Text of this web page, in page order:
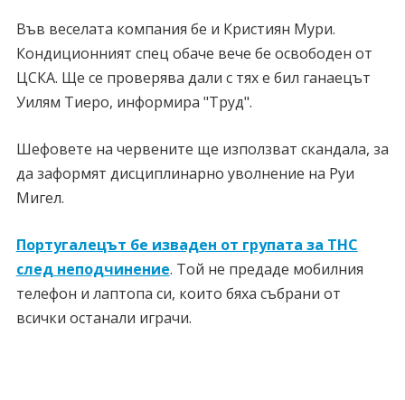
Във веселата компания бе и Кристиян Мури.
Кондиционният спец обаче вече бе освободен от
ЦСКА. Ще се проверява дали с тях е бил ганаецът
Уилям Тиеро, информира "Труд".
Шефовете на червените ще използват скандала, за
да заформят дисциплинарно уволнение на Руи
Мигел.
Португалецът бе изваден от групата за ТНС
след неподчинение. Той не предаде мобилния
телефон и лаптопа си, които бяха събрани от
всички останали играчи.